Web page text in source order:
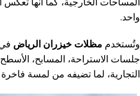
واحد.
وتُستخدم مظلات خيزران الرياض
جلسات الاستراحة، المسابح،
التجارية، لما تضيفه من لمسة